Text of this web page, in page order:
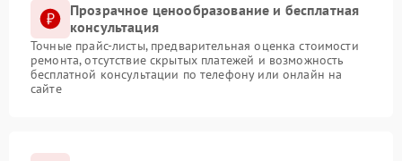
Прозрачное ценообразование и бесплатная
консультация
Точные прайс-листы, предварительная оценка стоимости
ремонта, отсутствие скрытых платежей и возможность
бесплатной консультации по телефону или онлайн на
сайте